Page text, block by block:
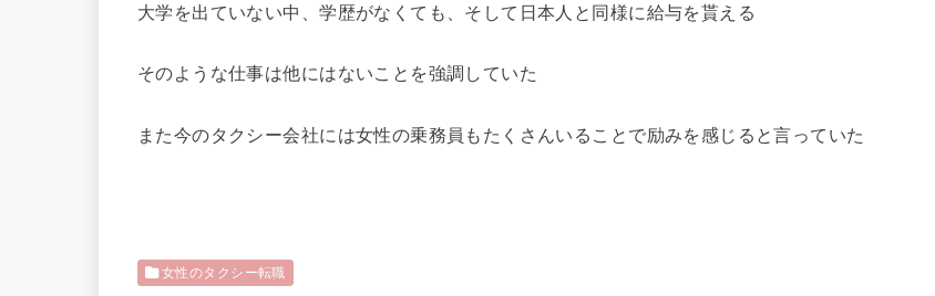
大学を出ていない中、学歴がなくても、そして日本人と同様に給与を貰える
そのような仕事は他にはないことを強調していた
また今のタクシー会社には女性の乗務員もたくさんいることで励みを感じると言っていた
女性のタクシー転職